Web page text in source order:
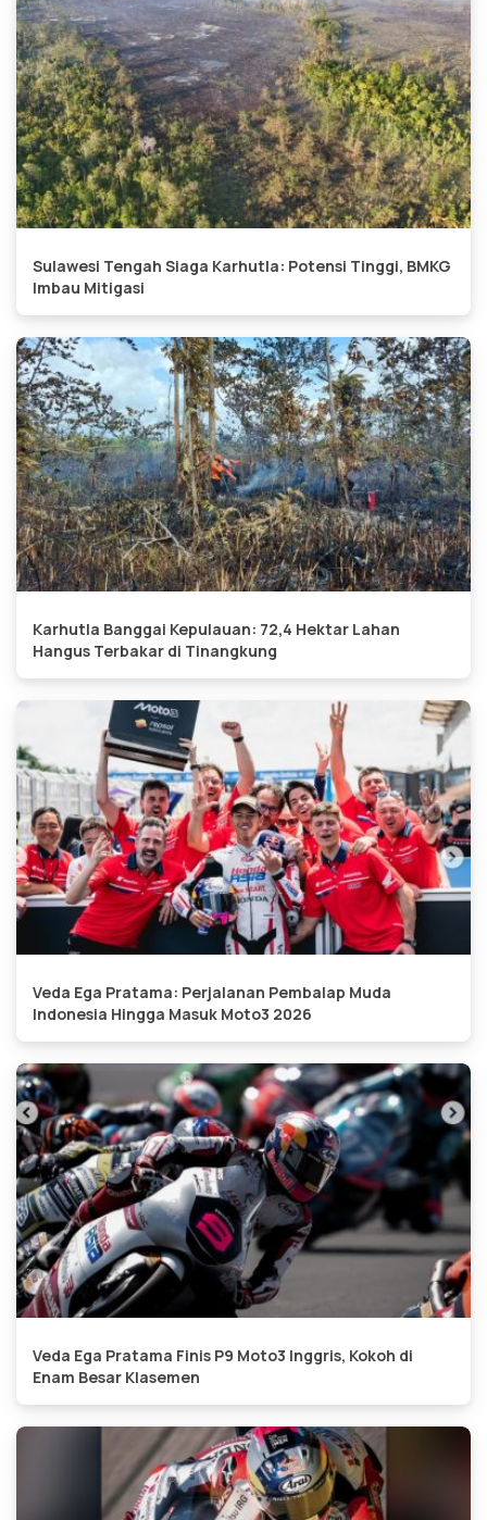
Sulawesi Tengah Siaga Karhutla: Potensi Tinggi, BMKG
Imbau Mitigasi
Karhutla Banggai Kepulauan: 72,4 Hektar Lahan
Hangus Terbakar di Tinangkung
Veda Ega Pratama: Perjalanan Pembalap Muda
Indonesia Hingga Masuk Moto3 2026
Veda Ega Pratama Finis P9 Moto3 Inggris, Kokoh di
Enam Besar Klasemen